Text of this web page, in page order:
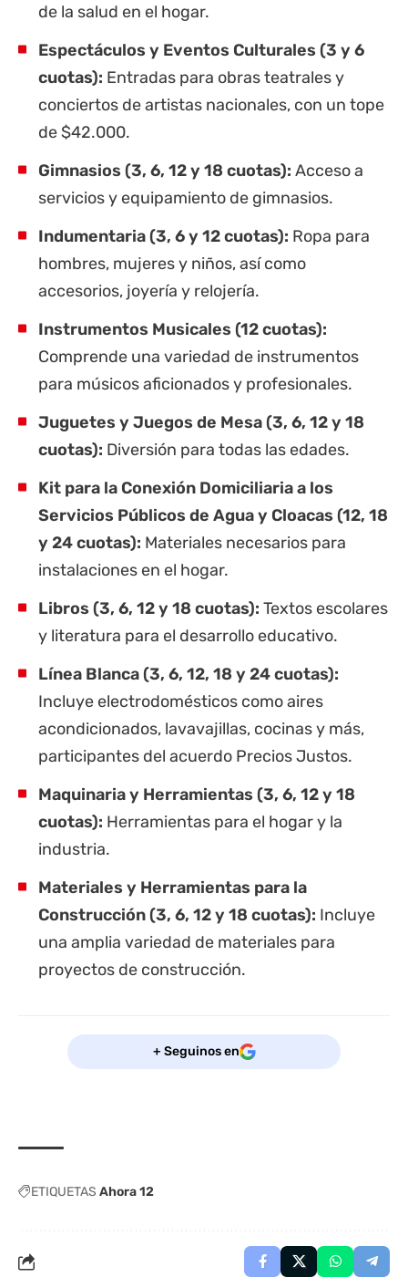
de la salud en el hogar.
Espectáculos y Eventos Culturales (3 y 6
cuotas): Entradas para obras teatrales y
conciertos de artistas nacionales, con un tope
de $42.000.
Gimnasios (3, 6, 12 y 18 cuotas): Acceso a
servicios y equipamiento de gimnasios.
Indumentaria (3, 6 y 12 cuotas): Ropa para
hombres, mujeres y niños, así como
accesorios, joyería y relojería.
Instrumentos Musicales (12 cuotas):
Comprende una variedad de instrumentos
para músicos aficionados y profesionales.
Juguetes y Juegos de Mesa (3, 6, 12 y 18
cuotas): Diversión para todas las edades.
Kit para la Conexión Domiciliaria a los
Servicios Públicos de Agua y Cloacas (12, 18
y 24 cuotas): Materiales necesarios para
instalaciones en el hogar.
Libros (3, 6, 12 y 18 cuotas): Textos escolares
y literatura para el desarrollo educativo.
Línea Blanca (3, 6, 12, 18 y 24 cuotas):
Incluye electrodomésticos como aires
acondicionados, lavavajillas, cocinas y más,
participantes del acuerdo Precios Justos.
Maquinaria y Herramientas (3, 6, 12 y 18
cuotas): Herramientas para el hogar y la
industria.
Materiales y Herramientas para la
Construcción (3, 6, 12 y 18 cuotas): Incluye
una amplia variedad de materiales para
proyectos de construcción.
+ Seguinos en
ETIQUETAS Ahora 12